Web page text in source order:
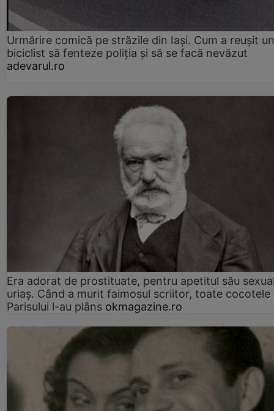
Urmărire comică pe străzile din Iași. Cum a reușit un
biciclist să fenteze poliția și să se facă nevăzut
adevarul.ro
Era adorat de prostituate, pentru apetitul său
uriaș. Când a murit faimosul scriitor, toate cocotele
Parisului l-au plâns okmagazine.ro